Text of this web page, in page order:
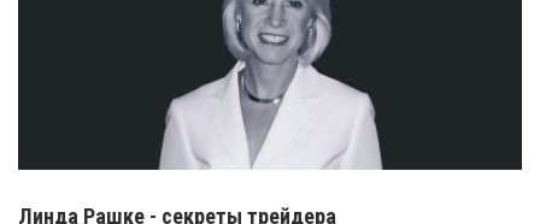
Линда Рашке - секреты трейдера